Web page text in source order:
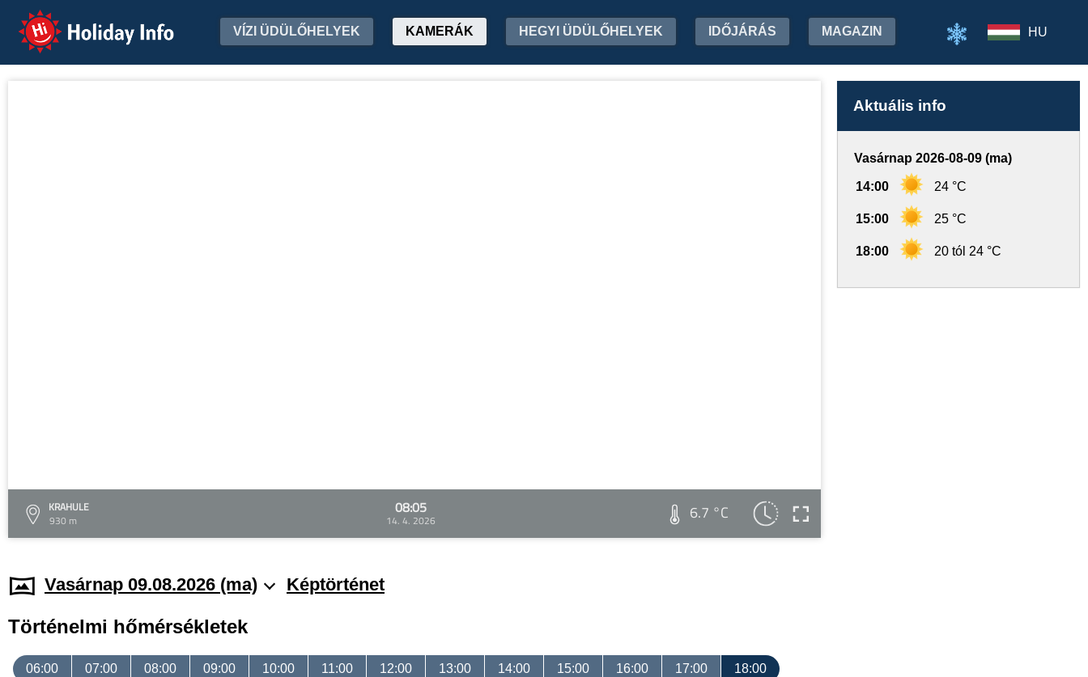
Holiday Info VÍZI ÜDÜLŐHELYEK KAMERÁK HEGYI ÜDÜLŐHELYEK IDŐJÁRÁS MAGAZIN HU
KRAHULE
930 m
08:05
14. 4. 2026 6.7 °C
Aktuális info
Vasárnap 2026-08-09 (ma)
14:00 24 °C
15:00 25 °C
18:00 20 tól 24 °C
Vasárnap 09.08.2026 (ma) Képtörténet
Történelmi hőmérsékletek
06:00 07:00 08:00 09:00 10:00 11:00 12:00 13:00 14:00 15:00 16:00 17:00 18:00